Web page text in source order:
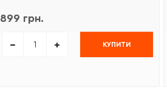
899 грн.
КУПИТИ